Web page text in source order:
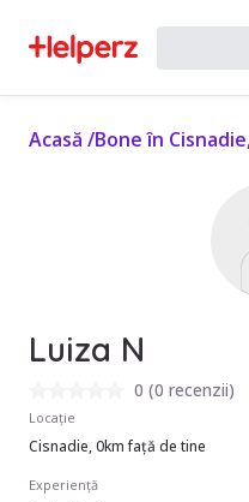
Acasă /Bone în
Luiza N
0 (0 recenzii)
Locație
Cisnadie, 0km față de tine
Experiență